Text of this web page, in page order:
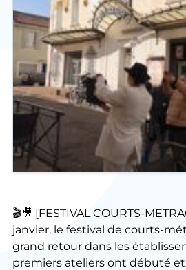
🎬🎥 [FESTIVAL COURTS-
janvier, le festival de courts-
grand retour dans les
premiers ateliers ont débuté